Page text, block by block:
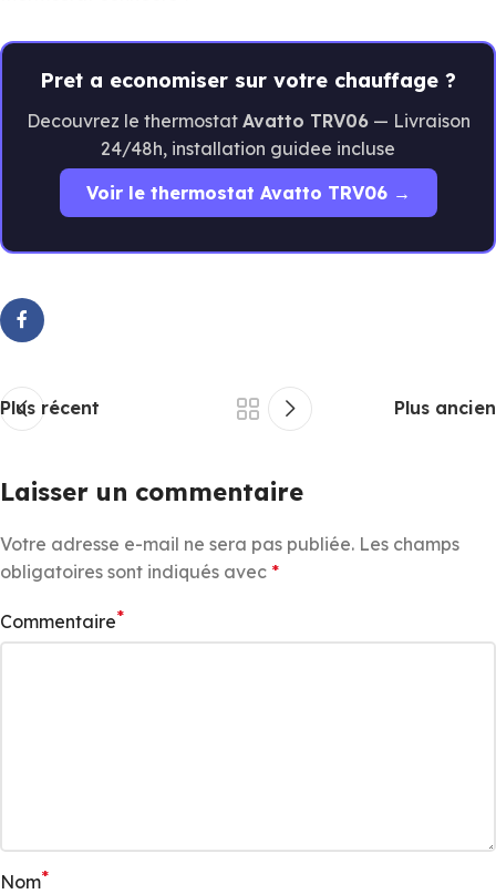
Pret a economiser sur votre chauffage ?
Decouvrez le thermostat Avatto TRV06— Livraison
24/48h, installation guidee incluse
Voir le thermostat Avatto TRV06 →
Plus récent Plus ancien
Laisser un commentaire
Votre adresse e-mail ne sera pas publiée. Les champs
obligatoires sont indiqués avec *
Commentaire*
Nom*